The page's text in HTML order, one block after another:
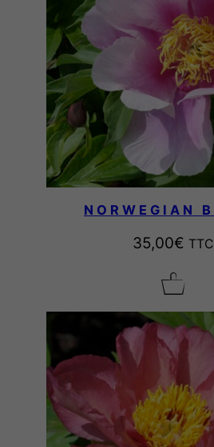
NORWEGIAN
35,00€ TTC